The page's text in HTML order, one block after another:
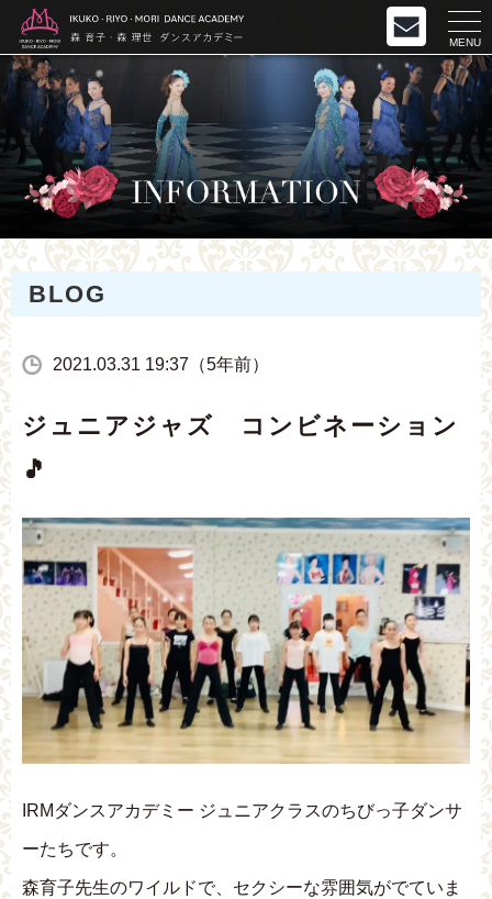
BLOG
2021.03.31 19:37（5年前）
ジュニアジャズ コンビネーション
🎵
IRMダンスアカデミー ジュニアクラスのちびっ子ダンサ
ーたちです。
森育子先生のワイルドで、セクシーな雰囲気がでていま
MENU